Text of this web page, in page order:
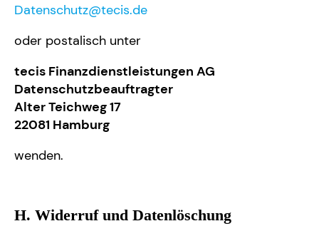
Datenschutz@tecis.de
oder postalisch unter
tecis Finanzdienstleistungen AG
Datenschutzbeauftragter
Alter Teichweg 17
22081 Hamburg
wenden.
H. Widerruf und Datenlöschung